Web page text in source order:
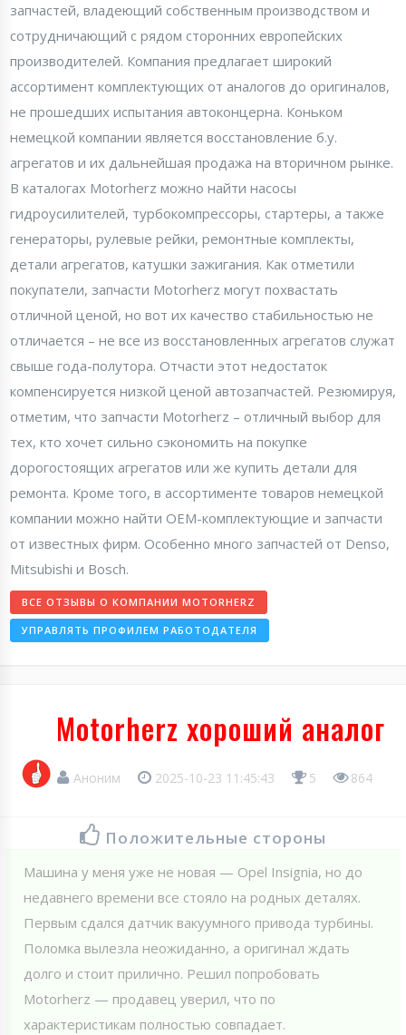
запчастей, владеющий собственным производством и
сотрудничающий с рядом сторонних европейских
производителей. Компания предлагает широкий
ассортимент комплектующих от аналогов до оригиналов,
не прошедших испытания автоконцерна. Коньком
немецкой компании является восстановление б.у.
агрегатов и их дальнейшая продажа на вторичном рынке.
В каталогах Motorherz можно найти насосы
гидроусилителей, турбокомпрессоры, стартеры, а также
генераторы, рулевые рейки, ремонтные комплекты,
детали агрегатов, катушки зажигания. Как отметили
покупатели, запчасти Motorherz могут похвастать
отличной ценой, но вот их качество стабильностью не
отличается – не все из восстановленных агрегатов служат
свыше года-полутора. Отчасти этот недостаток
компенсируется низкой ценой автозапчастей. Резюмируя,
отметим, что запчасти Motorherz – отличный выбор для
тех, кто хочет сильно сэкономить на покупке
дорогостоящих агрегатов или же купить детали для
ремонта. Кроме того, в ассортименте товаров немецкой
компании можно найти OEM-комплектующие и запчасти
от известных фирм. Особенно много запчастей от Denso,
Mitsubishi и Bosch.
ВСЕ ОТЗЫВЫ О КОМПАНИИ MOTORHERZ
УПРАВЛЯТЬ ПРОФИЛЕМ РАБОТОДАТЕЛЯ
Motorherz хороший аналог
Аноним 2025-10-23 11:45:43 5 864
Положительные стороны
Машина у меня уже не новая — Opel Insignia, но до
недавнего времени все стояло на родных деталях.
Первым сдался датчик вакуумного привода турбины.
Поломка вылезла неожиданно, а оригинал ждать
долго и стоит прилично. Решил попробовать
Motorherz — продавец уверил, что по
характеристикам полностью совпадает.